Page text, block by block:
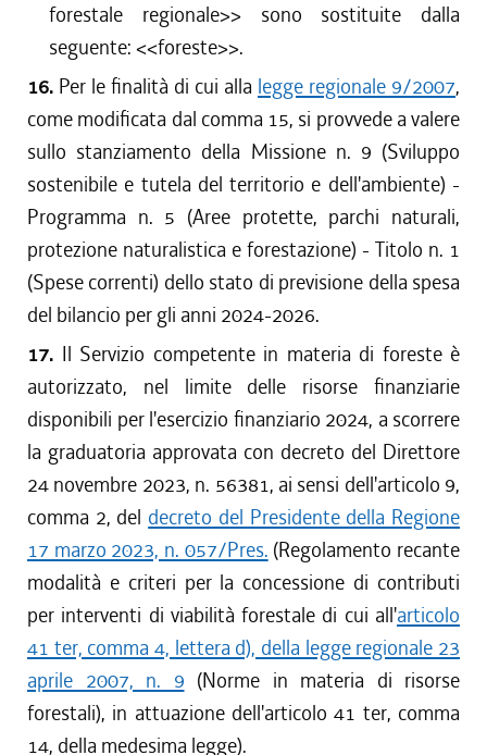
forestale regionale>> sono sostituite dalla
seguente: <<foreste>>.
16. Per le finalità di cui alla legge regionale 9/2007,
come modificata dal comma 15, si provvede a valere
sullo stanziamento della Missione n. 9 (Sviluppo
sostenibile e tutela del territorio e dell'ambiente) -
Programma n. 5 (Aree protette, parchi naturali,
protezione naturalistica e forestazione) - Titolo n. 1
(Spese correnti) dello stato di previsione della spesa
del bilancio per gli anni 2024-2026.
17. Il Servizio competente in materia di foreste è
autorizzato, nel limite delle risorse finanziarie
disponibili per l'esercizio finanziario 2024, a scorrere
la graduatoria approvata con decreto del Direttore
24 novembre 2023, n. 56381, ai sensi dell'articolo 9,
comma 2, del decreto del Presidente della Regione
17 marzo 2023, n. 057/Pres. (Regolamento recante
modalità e criteri per la concessione di contributi
per interventi di viabilità forestale di cui all'articolo
41 ter, comma 4, lettera d), della legge regionale 23
aprile 2007, n. 9 (Norme in materia di risorse
forestali), in attuazione dell'articolo 41 ter, comma
14, della medesima legge).